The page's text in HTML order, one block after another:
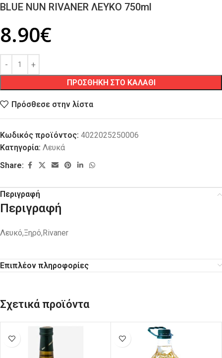
BLUE NUN RIVANER ΛΕΥΚΟ 750ml
8.90€
ΠΡΟΣΘΗΚΗ ΣΤΟ ΚΑΛΑΘΙ
Πρόσθεσε στην λίστα
Κωδικός προϊόντος: 4022025250006
Κατηγορία: Λευκά
Share:
Περιγραφή
Περιγραφή
Λευκό,Ξηρό,Rivaner
Επιπλέον πληροφορίες
Σχετικά προϊόντα